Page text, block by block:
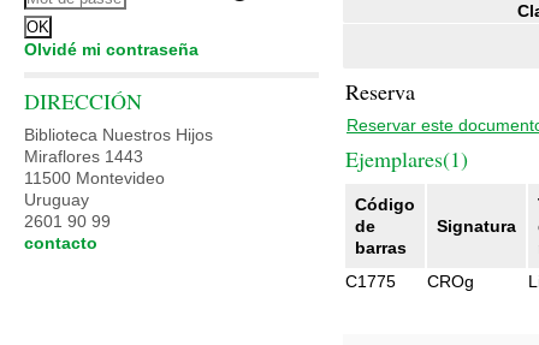
Reserva
Reservar este
Ejemplares(1)
Código
de
barras
Signatura
C1775
CROg
Olvidé mi contraseña
DIRECCIÓN
Biblioteca Nuestros Hijos
Miraflores 1443
11500 Montevideo
Uruguay
2601 90 99
contacto